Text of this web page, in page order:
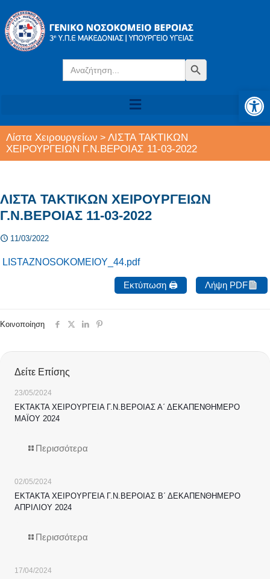
Search
for:
Search Button
Λίστα Χειρουργείων > ΛΙΣΤΑ ΤΑΚΤΙΚΩΝ
ΧΕΙΡΟΥΡΓΕΙΩΝ Γ.Ν.ΒΕΡΟΙΑΣ 11-03-2022
ΛΙΣΤΑ ΤΑΚΤΙΚΩΝ ΧΕΙΡΟΥΡΓΕΙΩΝ
Γ.Ν.ΒΕΡΟΙΑΣ 11-03-2022
11/03/2022
LISTAZNOSOKOMEIOY_44.pdf
Εκτύπωση 🖨 Λήψη PDF
Κοινοποίηση
Δείτε Επίσης
23/05/2024
ΕΚΤΑΚΤΑ ΧΕΙΡΟΥΡΓΕΙΑ Γ.Ν.ΒΕΡΟΙΑΣ Α΄ ΔΕΚΑΠΕΝΘΗΜΕΡΟ
ΜΑΪΟΥ 2024
Περισσότερα
02/05/2024
ΕΚΤΑΚΤΑ ΧΕΙΡΟΥΡΓΕΙΑ Γ.Ν.ΒΕΡΟΙΑΣ Β΄ ΔΕΚΑΠΕΝΘΗΜΕΡΟ
ΑΠΡΙΛΙΟΥ 2024
Περισσότερα
17/04/2024